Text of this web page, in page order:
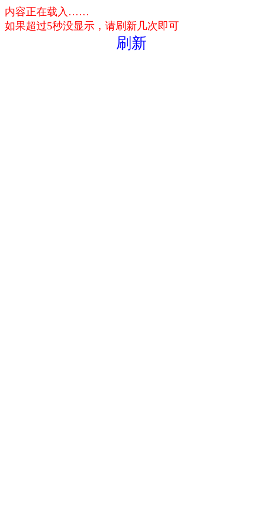
内容正在载入……
如果超过5秒没显示，请刷新几次即可
刷新